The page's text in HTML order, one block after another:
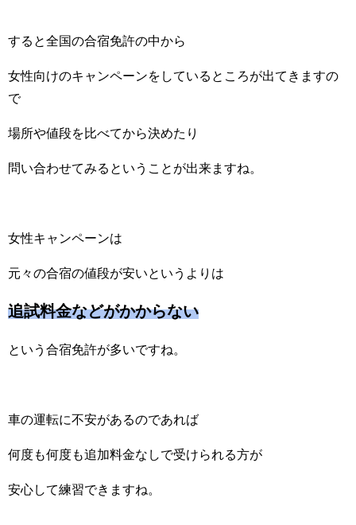
すると全国の合宿免許の中から
女性向けのキャンペーンをしているところが出てきますの
で
場所や値段を比べてから決めたり
問い合わせてみるということが出来ますね。
女性キャンペーンは
元々の合宿の値段が安いというよりは
追試料金などがかからない
という合宿免許が多いですね。
車の運転に不安があるのであれば
何度も何度も追加料金なしで受けられる方が
安心して練習できますね。